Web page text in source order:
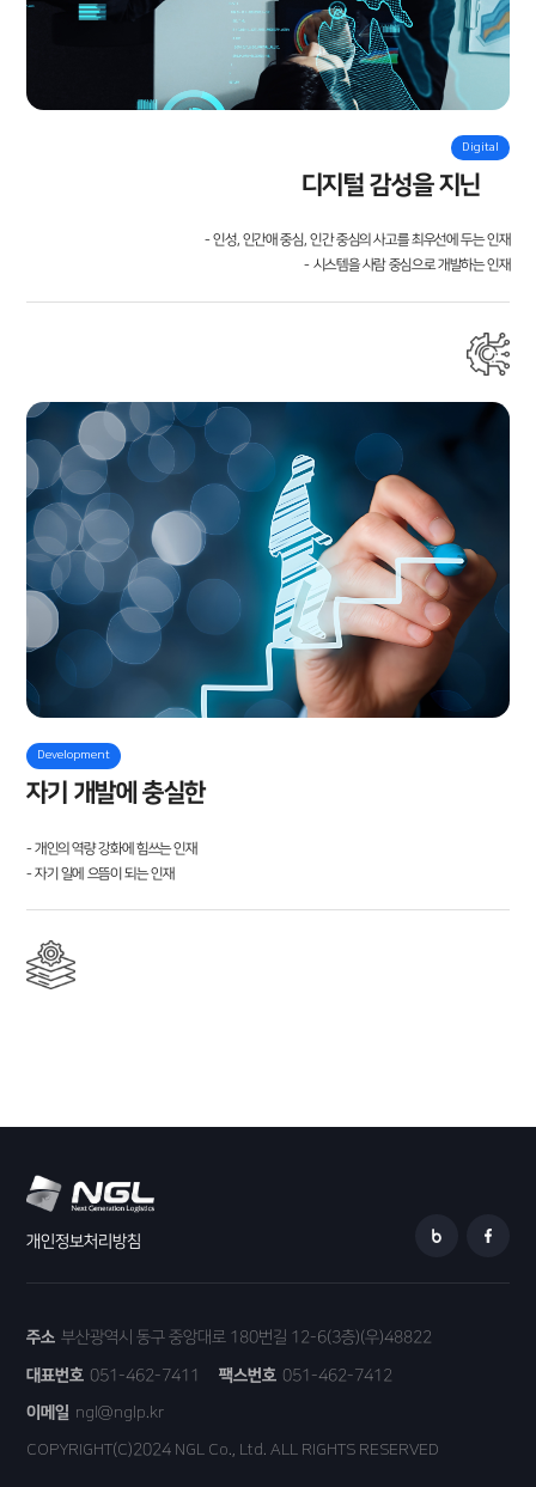
Digital
디지털 감성을 지닌 人
- 인성, 인간애 중심, 인간 중심의 사고를 최우선에 두는 인재
- 시스템을 사람 중심으로 개발하는 인재
Development
자기 개발에 충실한 人
- 개인의 역량 강화에 힘쓰는 인재
- 자기 일에 으뜸이 되는 인재
개인정보처리방침
주소 부산광역시 동구 중앙대로 180번길 12-6(3층)(우)48822
대표번호 051-462-7411 팩스번호 051-462-7412
이메일 ngl@nglp.kr
COPYRIGHT(C)2024 NGL Co., Ltd. ALL RIGHTS RESERVED